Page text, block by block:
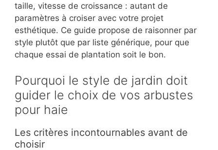
taille, vitesse de croissance : autant de
paramètres à croiser avec votre projet
esthétique. Ce guide propose de raisonner par
style plutôt que par liste générique, pour que
chaque essai de plantation soit le bon.
Pourquoi le style de jardin doit
guider le choix de vos arbustes
pour haie
Les critères incontournables avant de
choisir